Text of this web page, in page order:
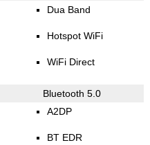
Dua Band
Hotspot WiFi
WiFi Direct
Bluetooth 5.0
A2DP
BT EDR